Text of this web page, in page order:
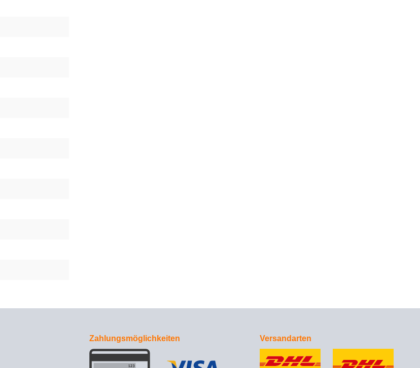
Zahlungsmöglichkeiten Versandarten